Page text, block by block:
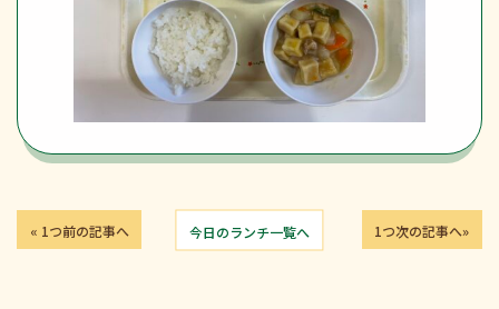
« 1つ前の記事へ 今日のランチ一覧へ 1つ次の記事へ»